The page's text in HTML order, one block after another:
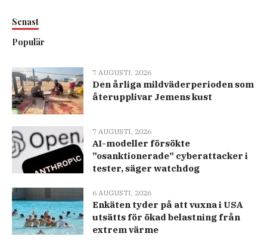
Senast
Populär
7 AUGUSTI, 2026
Den årliga mildväderperioden som
återupplivar Jemens kust
7 AUGUSTI, 2026
AI-modeller försökte
”osanktionerade” cyberattacker i
tester, säger watchdog
6 AUGUSTI, 2026
Enkäten tyder på att vuxna i USA
utsätts för ökad belastning från
extrem värme